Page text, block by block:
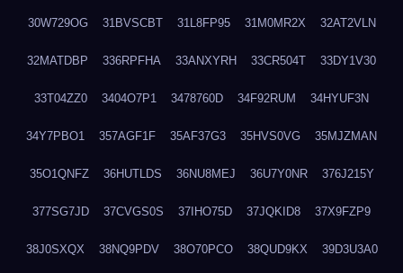
30W729OG 31BVSCBT 31L8FP95 31M0MR2X 32AT2VLN
32MATDBP 336RPFHA 33ANXYRH 33CR504T 33DY1V30
33T04ZZ0 3404O7P1 3478760D 34F92RUM 34HYUF3N
34Y7PBO1 357AGF1F 35AF37G3 35HVS0VG 35MJZMAN
35O1QNFZ 36HUTLDS 36NU8MEJ 36U7Y0NR 376J215Y
377SG7JD 37CVGS0S 37IHO75D 37JQKID8 37X9FZP9
38J0SXQX 38NQ9PDV 38O70PCO 38QUD9KX 39D3U3A0